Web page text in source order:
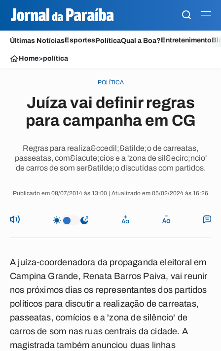
Últimas NotíciasEsportesPolíticaQual a Boa?Entretenimento
Home>política
POLÍTICA
Juíza vai definir regras
para campanha em CG
Regras para realiza&ccedil;&atilde;o de carreatas,
passeatas, com&iacute;cios e a 'zona de sil&ecirc;ncio'
de carros de som ser&atilde;o discutidas com partidos.
Publicado em 08/07/2014 às 13:00 | Atualizado em 05/02/2024 às 16:26
A juíza-coordenadora da propaganda eleitoral em
Campina Grande, Renata Barros Paiva, vai reunir
nos próximos dias os representantes dos partidos
políticos para discutir a realização de carreatas,
passeatas, comícios e a 'zona de silêncio' de
carros de som nas ruas centrais da cidade. A
magistrada também anunciou duas linhas